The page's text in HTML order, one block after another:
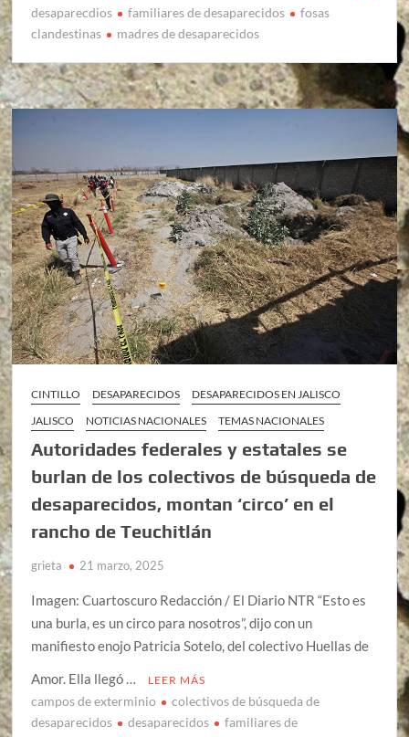
desaparecdios
familiares de desaparecidos
fosas
clandestinas
madres de desaparecidos
CINTILLO DESAPARECIDOS
DESAPARECIDOS EN JALISCO
JALISCO
NOTICIAS NACIONALES TEMAS NACIONALES
Autoridades federales y estatales se
burlan de los colectivos de búsqueda de
desaparecidos, montan ‘circo’ en el
rancho de Teuchitlán
grieta 21 marzo, 2025
Imagen: Cuartoscuro Redacción / El Diario NTR “Esto es
una burla, es un circo para nosotros”, dijo con un
manifiesto enojo Patricia Sotelo, del colectivo Huellas de
Amor. Ella llegó …
LEER MÁS
campos de exterminio
colectivos de búsqueda de
desaparecidos
desaparecidos
familiares de